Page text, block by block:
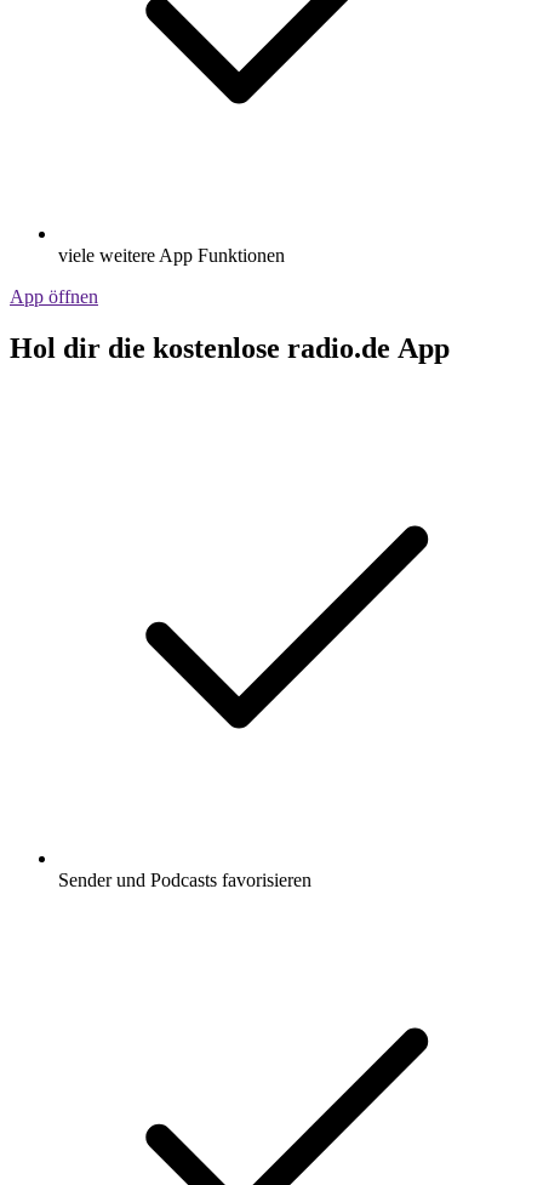
viele weitere App Funktionen
App öffnen
Hol dir die kostenlose radio.de App
Sender und Podcasts favorisieren